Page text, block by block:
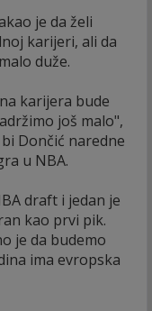
je da želi
karijeri, ali da
duže.
karijera bude
još malo",
Dončić naredne
u NBA.
draft i jedan je
kao prvi pik.
je da budemo
ima evropska